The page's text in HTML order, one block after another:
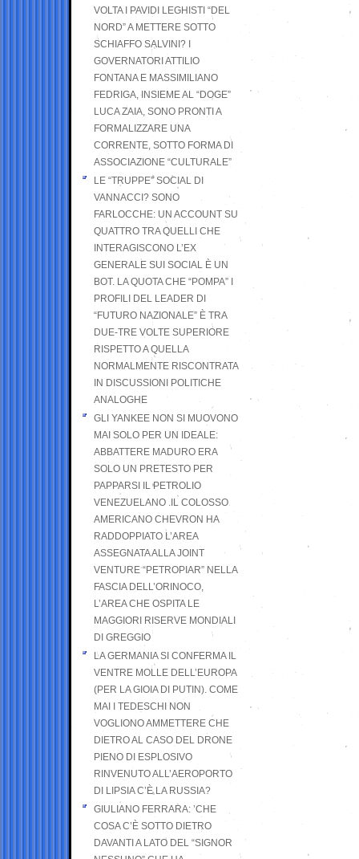
VOLTA I PAVIDI LEGHISTI “DEL
NORD” A METTERE SOTTO
SCHIAFFO SALVINI? I
GOVERNATORI ATTILIO
FONTANA E MASSIMILIANO
FEDRIGA, INSIEME AL “DOGE”
LUCA ZAIA, SONO PRONTI A
FORMALIZZARE UNA
CORRENTE, SOTTO FORMA DI
ASSOCIAZIONE “CULTURALE”
LE “TRUPPE” SOCIAL DI
VANNACCI? SONO
FARLOCCHE: UN ACCOUNT SU
QUATTRO TRA QUELLI CHE
INTERAGISCONO L’EX
GENERALE SUI SOCIAL È UN
BOT. LA QUOTA CHE “POMPA” I
PROFILI DEL LEADER DI
“FUTURO NAZIONALE” È TRA
DUE-TRE VOLTE SUPERIORE
RISPETTO A QUELLA
NORMALMENTE RISCONTRATA
IN DISCUSSIONI POLITICHE
ANALOGHE
GLI YANKEE NON SI MUOVONO
MAI SOLO PER UN IDEALE:
ABBATTERE MADURO ERA
SOLO UN PRETESTO PER
PAPPARSI IL PETROLIO
VENEZUELANO .IL COLOSSO
AMERICANO CHEVRON HA
RADDOPPIATO L’AREA
ASSEGNATA ALLA JOINT
VENTURE “PETROPIAR” NELLA
FASCIA DELL’ORINOCO,
L’AREA CHE OSPITA LE
MAGGIORI RISERVE MONDIALI
DI GREGGIO
LA GERMANIA SI CONFERMA IL
VENTRE MOLLE DELL’EUROPA
(PER LA GIOIA DI PUTIN). COME
MAI I TEDESCHI NON
VOGLIONO AMMETTERE CHE
DIETRO AL CASO DEL DRONE
PIENO DI ESPLOSIVO
RINVENUTO ALL’AEROPORTO
DI LIPSIA C’È LA RUSSIA?
GIULIANO FERRARA: ’CHE
COSA C’È SOTTO DIETRO
DAVANTI A LATO DEL “SIGNOR